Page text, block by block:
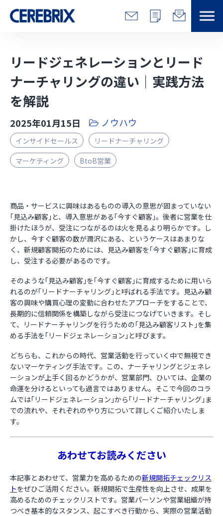
解決できる課題
サービス
事例
コラム/営総研
会社情報
お役立ち資料
リードジェネレーションとリード
ナーチャリングの違い｜実践方法
を解説
2025年01月15日 ノウハウ
インサイドセールス
リードナーチャリング
マーケティング
BtoB営業
商品・サービスに興味はあるものの導入の意思が固まっていない
｢見込み顧客｣と、導入意思がある｢今すぐ顧客｣。後者に営業を仕
掛けたほうが、受注につながるのは火を見るより明らかです。し
かし、今すぐ顧客の数が潤沢にある、というケースはあまりな
く、新規顧客開拓のためには、見込み顧客を｢今すぐ顧客｣に育成
し、受注する必要があるのです。
そのような｢見込み顧客｣を｢今すぐ顧客｣に育成するために用いら
れるのが｢リードナーチャリング｣と呼ばれる手法です。見込み顧
客の興味や購買心理の変動に合わせたアプローチをすることで、
長期的に信頼関係を構築しながら受注につなげていきます。そし
て、リードナーチャリングを行うための｢見込み顧客リスト｣を集
める手法を｢リードジェネレーション｣と呼びます。
どちらも、これからの時代、営業活動を行っていく中で無視でき
ないマーケティング手法です。この、ナーチャリングとジェネレ
ーションが上手く回るかどうかが、営業部門、ひいては、企業の
命運を分けるといっても過言ではありません。そこで今回のコラ
ムでは｢リードジェネレーション｣から｢リードナーチャリング｣ま
での流れや、それぞれのやり方について詳しくご紹介いたしま
す。
あわせてお読みください
本記事とあわせて、営業力を高めるための新規開拓チェックリス
トをぜひご活用ください。新規開拓で生産性を向上させ、成果を
高めるためのチェックリストです。営業パーソンや営業組織が持
つべき基本的なスタンス、起こすべき行動から、実際の営業活動